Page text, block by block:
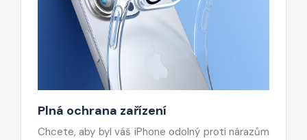
Plná ochrana zařízení
Chcete, aby byl váš iPhone odolný proti nárazům